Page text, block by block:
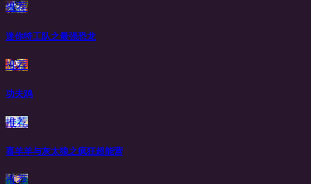
推荐
迷你特工队之最强恐龙
推荐
功夫鸡
推荐
喜羊羊与灰太狼之疯狂超能营
推荐